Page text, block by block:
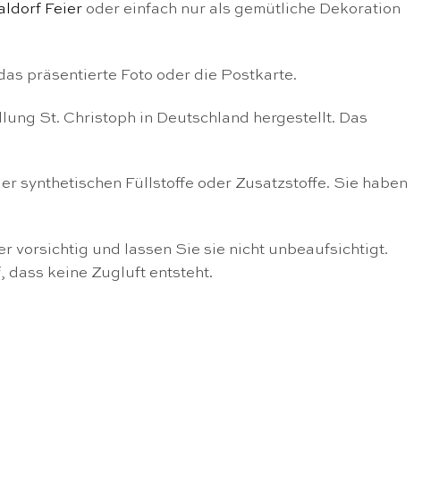
Feier oder einfach nur als gemütliche Dekoration
präsentierte Foto oder die Postkarte.
St. Christoph in Deutschland hergestellt. Das
synthetischen Füllstoffe oder Zusatzstoffe. Sie haben
vorsichtig und lassen Sie sie nicht unbeaufsichtigt.
dass keine Zugluft entsteht.